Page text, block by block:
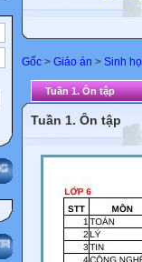
TRƯỜNG
Gốc > Giáo án > Sinh
Tuần 1. Ôn tập
Tuần 1. Ôn tập